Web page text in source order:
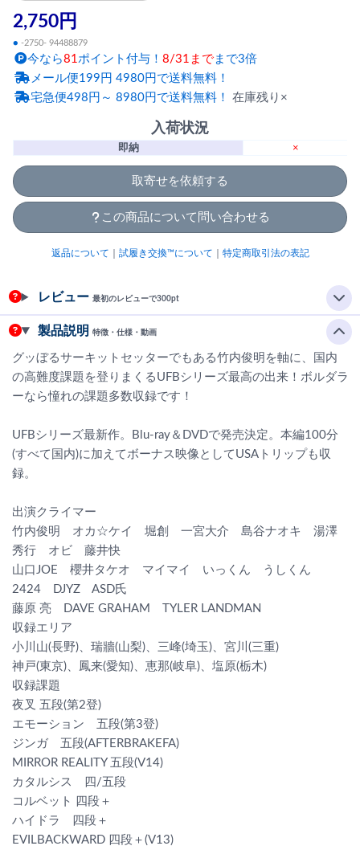
2,750円
● -2750- 94488879
今なら81ポイント付与！ 8/31まで まで3倍
メール便199円 4980円で送料無料！
宅急便498円～ 8980円で送料無料！ 在庫残り×
入荷状況
即納 ×
取寄せを依頼する
この商品について問い合わせる
返品について 試履き交換™について 特定商取引法の表記
レビュー 最初のレビューで300pt
製品説明 特徴・仕様・動画
グッぼるサーキットセッターでもある竹内俊明を軸に、国内
の高難度課題を登りまくるUFBシリーズ最高の出来！ボルダラ
ーなら憧れの課題多数収録です！
UFBシリーズ最新作。Blu-ray＆DVDで発売決定。本編100分
(すべて国内)に加えてボーナス映像としてUSAトリップも収
録。
出演クライマー
竹内俊明 オカ☆ケイ 堀創 一宮大介 島谷ナオキ 湯澤
秀行 オビ 藤井快
山口JOE 櫻井タケオ マイマイ いっくん うしくん
2424 DJYZ ASD氏
藤原 亮 DAVE GRAHAM TYLER LANDMAN
収録エリア
小川山(長野)、瑞牆(山梨)、三峰(埼玉)、宮川(三重)
神戸(東京)、鳳来(愛知)、恵那(岐阜)、塩原(栃木)
収録課題
夜叉 五段(第2登)
エモーション 五段(第3登)
ジンガ 五段(AFTERBRAKEFA)
MIRROR REALITY 五段(V14)
カタルシス 四/五段
コルベット 四段＋
ハイドラ 四段＋
EVILBACKWARD 四段＋(V13)